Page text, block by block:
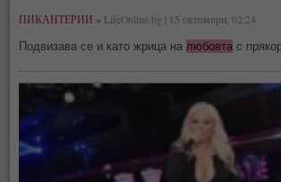
ПИКАНТЕРИИ » LifeOnline.bg | 15 октомври, 02:24
Подвизава се и като жрица на любовта с